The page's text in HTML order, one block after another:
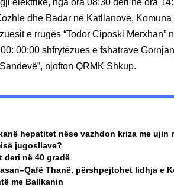
dhe Badar në Katllanovë, Komuna
e rrugës “Todor Ciposki Merxhan”
00:00 shfrytëzues e fshatrave
njofton QRMK Shkup.
hepatitet nëse vazhdon kriza me ujin
jugosllave?
deri në 40 gradë
Thanë, përshpejtohet lidhja e
me Ballkanin